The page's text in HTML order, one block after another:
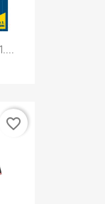
favorite_border